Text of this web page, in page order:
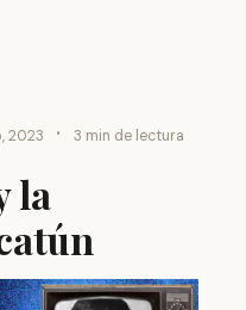
2023 · 3 min de lectura
la